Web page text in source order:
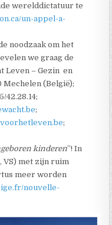
werelddictatuur te
un-appel-a-
noodzaak om het
we graag de
Leven – Gezin en
Mechelen (België);
42.28.14;
;
;
kinderen”! In
VS) met zijn ruim
meer worden
nouvelle-